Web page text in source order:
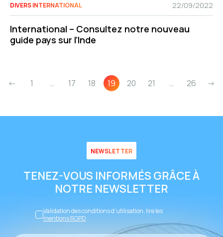
DIVERS INTERNATIONAL 22/09/2022
International – Consultez notre nouveau
guide pays sur l’Inde
<- 1 … 17 18 19 20 21 … 26 ->
NEWSLETTER
TENEZ-VOUS INFORMÉS GRÂCE À
NOTRE NEWSLETTER
Validation des conditions d’utilisation, lire les
mentions RGPD